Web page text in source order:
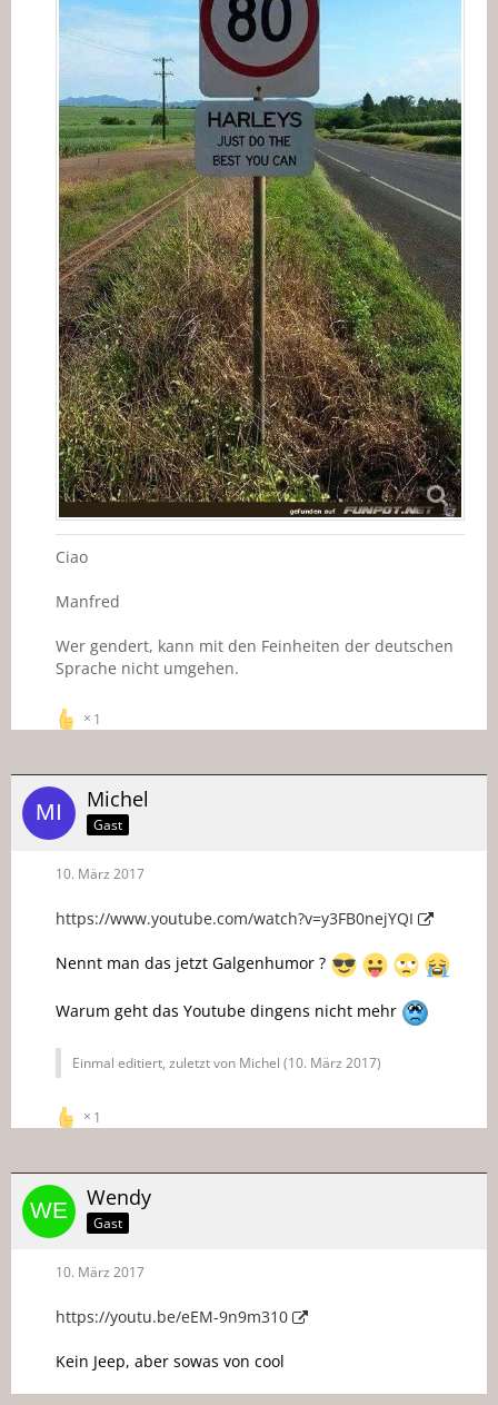
Ciao
Manfred
Wer gendert, kann mit den Feinheiten der deutschen
Sprache nicht umgehen.
1
Michel
Gast
10. März 2017
https://www.youtube.com/watch?v=y3FB0nejYQI
Nennt man das jetzt Galgenhumor ?
Warum geht das Youtube dingens nicht mehr
Einmal editiert, zuletzt von Michel (10. März 2017)
1
Wendy
Gast
10. März 2017
https://youtu.be/eEM-9n9m310
Kein Jeep, aber sowas von cool